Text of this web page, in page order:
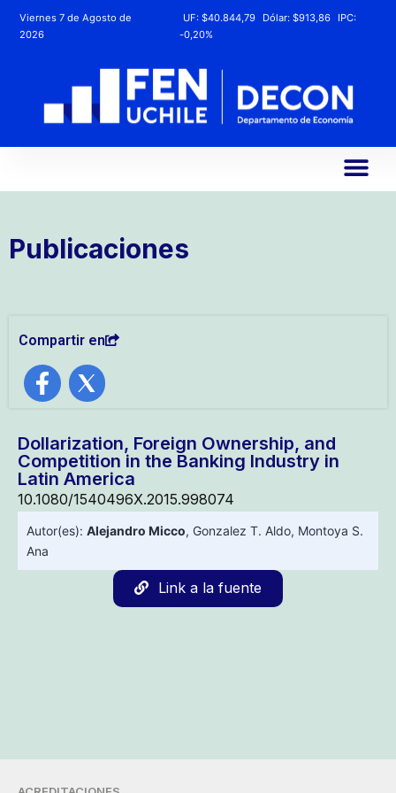
Viernes 7 de Agosto de
2026
UF: $40.844,79 Dólar: $913,86
IPC:
-0,20%
Publicaciones
Compartir en
Dollarization, Foreign Ownership, and
Competition in the Banking Industry in
Latin America
10.1080/1540496X.2015.998074
Autor(es): Alejandro Micco, Gonzalez T. Aldo, Montoya S.
Ana
Link a la fuente